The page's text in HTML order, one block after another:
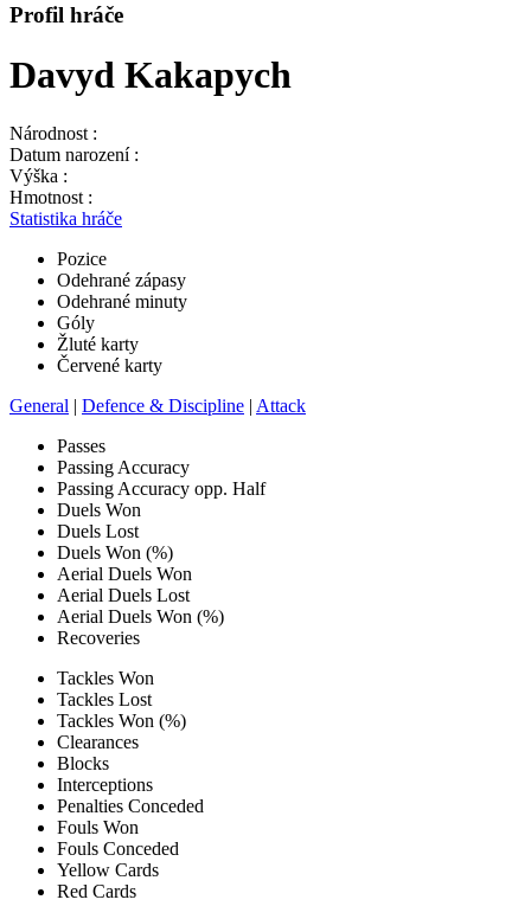
Profil hráče
Davyd Kakapych
Národnost :
Datum narození :
Výška :
Hmotnost :
Statistika hráče
Pozice
Odehrané zápasy
Odehrané minuty
Góly
Žluté karty
Červené karty
General | Defence & Discipline | Attack
Passes
Passing Accuracy
Passing Accuracy opp. Half
Duels Won
Duels Lost
Duels Won (%)
Aerial Duels Won
Aerial Duels Lost
Aerial Duels Won (%)
Recoveries
Tackles Won
Tackles Lost
Tackles Won (%)
Clearances
Blocks
Interceptions
Penalties Conceded
Fouls Won
Fouls Conceded
Yellow Cards
Red Cards